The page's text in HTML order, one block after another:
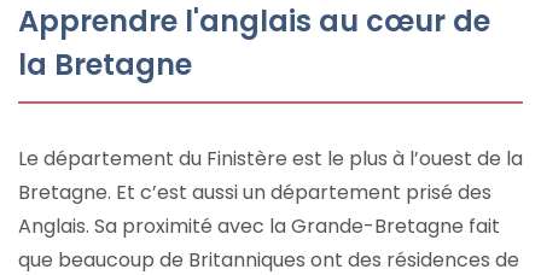
Apprendre l'anglais au cœur de
la Bretagne
Le département du Finistère est le plus à l’ouest de la
Bretagne. Et c’est aussi un département prisé des
Anglais. Sa proximité avec la Grande-Bretagne fait
que beaucoup de Britanniques ont des résidences de